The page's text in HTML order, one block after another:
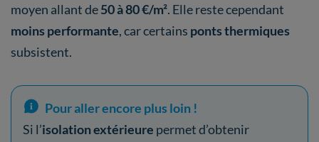
moyen allant de50 à 80 €/m². Elle reste cependant
moins performante, car certains ponts thermiques
subsistent.
Pour aller encore plus loin !
Si l’isolation extérieure permet d’obtenir